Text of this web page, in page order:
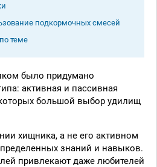
подкормочных смесей
теме
было придумано
активная и пассивная
большой выбор удилищ
хищника, а не его активном
знаний и навыков.
привлекают даже любителей